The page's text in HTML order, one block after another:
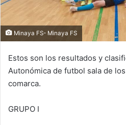
Minaya FS- Minaya FS
Estos son los resultados y
Autonómica de futbol sala de
comarca.
GRUPO I